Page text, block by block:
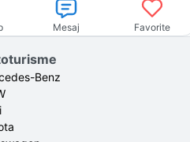
Mesaj Favorite
Benz